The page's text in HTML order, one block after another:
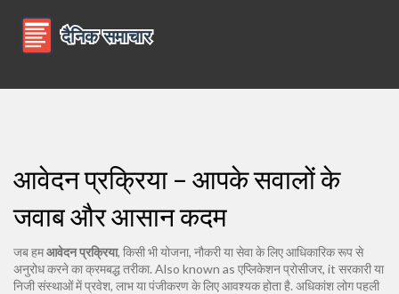
आवेदन प्रक्रिया – आपके सवालों के
जवाब और आसान कदम
जब हमआवेदन प्रक्रिया, किसी भी योजना, नौकरी या सेवा के लिए आधिकारिक रूप से
अनुरोध करने का क्रमबद्ध तरीका. Also known as एप्लिकेशन प्रोसीजर, it सरकारी या
निजी संस्थाओं में प्रवेश, लाभ या पंजीकरण के लिए आवश्यक होता है. अधिकांश लोग पहली